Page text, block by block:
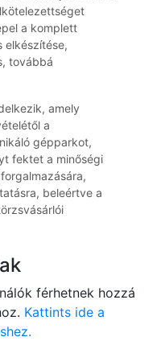
a komplett
elkészítése,
továbbá
amely
a
gépparkot,
fektet a minőségi
beleértve a
férhetnek hozzá
Kattints ide a